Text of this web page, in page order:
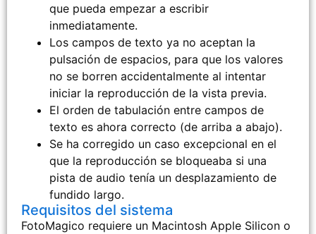
que pueda empezar a escribir
inmediatamente.
Los campos de texto ya no aceptan la
pulsación de espacios, para que los valores
no se borren accidentalmente al intentar
iniciar la reproducción de la vista previa.
El orden de tabulación entre campos de
texto es ahora correcto (de arriba a abajo).
Se ha corregido un caso excepcional en el
que la reproducción se bloqueaba si una
pista de audio tenía un desplazamiento de
fundido largo.
Requisitos del sistema
FotoMagico requiere un Macintosh Apple Silicon o